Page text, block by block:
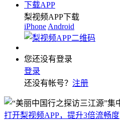
下载APP
梨视频APP下载
iPhone Android
您还没有登录
登录
还没有帐号？ 注册
打开梨视频APP，提升3倍流畅度